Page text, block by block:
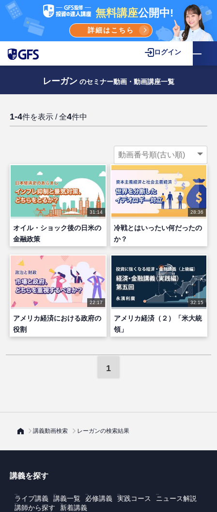
無料講座公開中!
詳細はこちら
ログイン
レーガン のセミナー動画・動画講座一覧
1-4件を表示 / 全4件中
31:14
オイル・ショック後の日米の
金融政策
28:36
冷戦とはいったい何だったの
か？
22:17
アメリカ経済における政府の
役割
32:15
アメリカ経済（２）「米大統
領」
1
講義動画検索 レーガンの検索結果
講義を探す
ライブ講義 講義一覧 必修講義 実践コース
ニュース解説
講師から探す
新着講義